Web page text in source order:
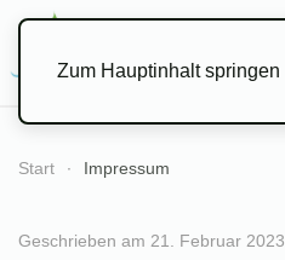
Zum Hauptinhalt springen
Start Impressum
Geschrieben am 21. Februar 2023